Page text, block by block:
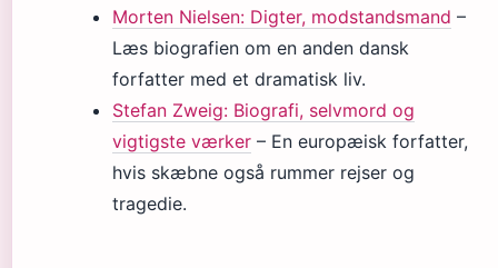
Morten Nielsen: Digter, modstandsmand –
Læs biografien om en anden dansk
forfatter med et dramatisk liv.
Stefan Zweig: Biografi, selvmord og
vigtigste værker – En europæisk forfatter,
hvis skæbne også rummer rejser og
tragedie.